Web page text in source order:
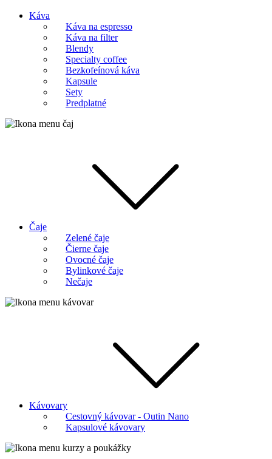
Káva
Káva na espresso
Káva na filter
Blendy
Specialty coffee
Bezkofeínová káva
Kapsule
Sety
Predplatné
Čaje
Zelené čaje
Čierne čaje
Ovocné čaje
Bylinkové čaje
Nečaje
Kávovary
Cestovný kávovar - Outin Nano
Kapsulové kávovary